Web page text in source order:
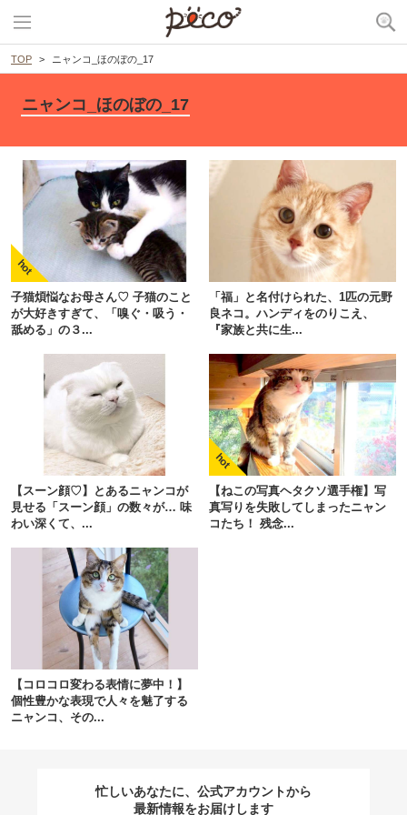
TOP ニャンコ_ほのぼの_17
ニャンコ_ほのぼの_17
子猫煩悩なお母さん♡ 子猫のこと
が大好きすぎて、「嗅ぐ・吸う・
舐める」の３...
「福」と名付けられた、1匹の元野
良ネコ。ハンディをのりこえ、
『家族と共に生...
【スーン顔♡】とあるニャンコが
見せる「スーン顔」の数々が… 味
わい深くて、...
【ねこの写真ヘタクソ選手権】写
真写りを失敗してしまったニャン
コたち！ 残念...
【コロコロ変わる表情に夢中！】
個性豊かな表現で人々を魅了する
ニャンコ、その...
忙しいあなたに、公式アカウントから
最新情報をお届けします
閉じる
pecodogs
いぬ部をフォロー
アプリで開く
アプリをダウンロードする